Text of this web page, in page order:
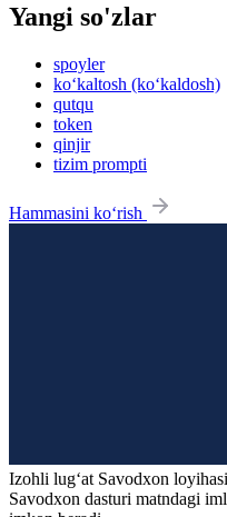
Yangi so'zlar
spoyler
ko‘kaltosh (ko‘kaldosh)
qutqu
token
qinjir
tizim prompti
Hammasini ko‘rish
Izohli lugʻat Savodxon
Savodxon dasturi matndagi